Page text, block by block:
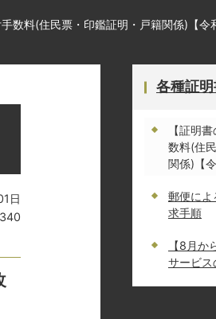
数料(住民票・印鑑証明・戸籍関係)【令
日
各種証
【証明
数料(住
関係)【
郵便によ
求手順
【8月
サービス